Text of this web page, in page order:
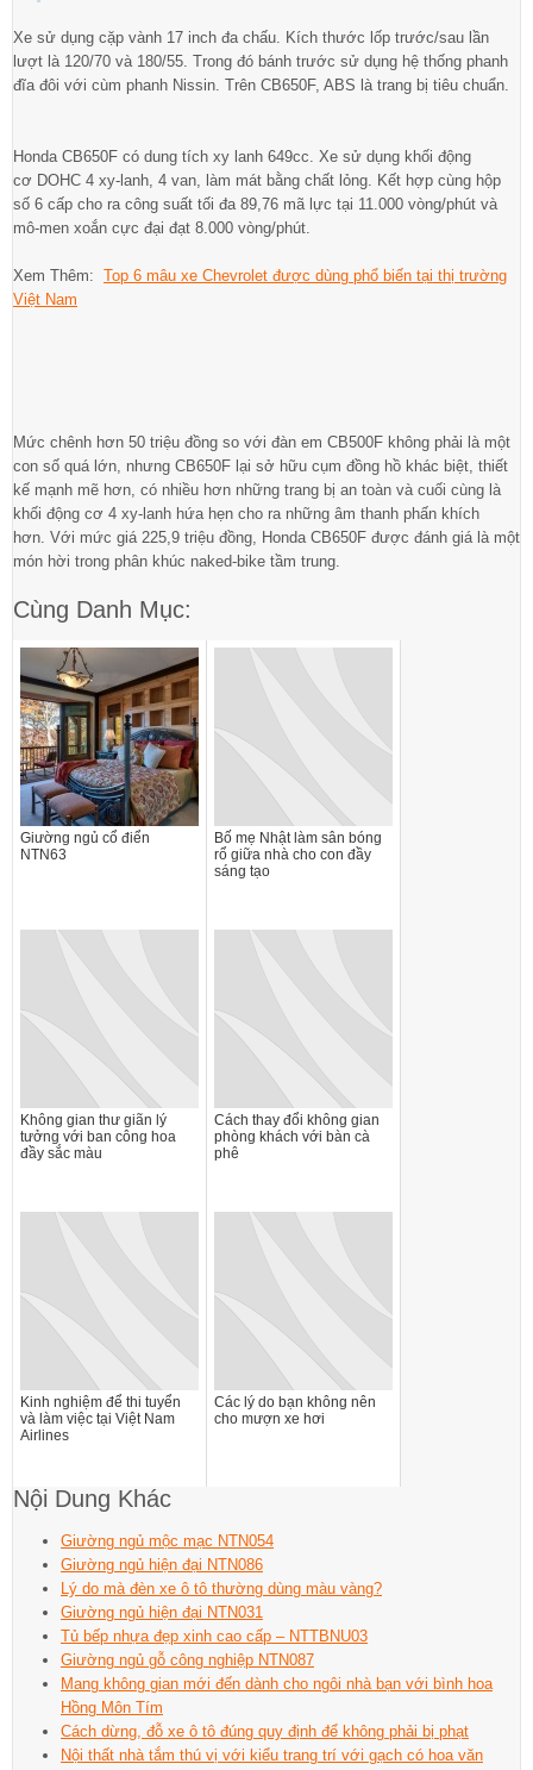
Xe sử dụng cặp vành 17 inch đa chấu. Kích thước lốp trước/sau lần
lượt là 120/70 và 180/55. Trong đó bánh trước sử dụng hệ thống phanh
đĩa đôi với cùm phanh Nissin. Trên CB650F, ABS là trang bị tiêu chuẩn.
Honda CB650F có dung tích xy lanh 649cc. Xe sử dụng khối động
cơ DOHC 4 xy-lanh, 4 van, làm mát bằng chất lỏng. Kết hợp cùng hộp
số 6 cấp cho ra công suất tối đa 89,76 mã lực tại 11.000 vòng/phút và
mô-men xoắn cực đại đạt 8.000 vòng/phút.
Xem Thêm: Top 6 mâu xe Chevrolet được dùng phổ biến tại thị trường
Việt Nam
Mức chênh hơn 50 triệu đồng so với đàn em CB500F không phải là một
con số quá lớn, nhưng CB650F lại sở hữu cụm đồng hồ khác biệt, thiết
kế mạnh mẽ hơn, có nhiều hơn những trang bị an toàn và cuối cùng là
khối động cơ 4 xy-lanh hứa hẹn cho ra những âm thanh phấn khích
hơn. Với mức giá 225,9 triệu đồng, Honda CB650F được đánh giá là một
món hời trong phân khúc naked-bike tầm trung.
Cùng Danh Mục:
Giường ngủ cổ điển
NTN63
Bố mẹ Nhật làm sân bóng
rổ giữa nhà cho con đầy
sáng tạo
Không gian thư giãn lý
tưởng với ban công hoa
đầy sắc màu
Cách thay đổi không gian
phòng khách với bàn cà
phê
Kinh nghiệm để thi tuyển
và làm việc tại Việt Nam
Airlines
Các lý do bạn không nên
cho mượn xe hơi
Nội Dung Khác
Giường ngủ mộc mạc NTN054
Giường ngủ hiện đại NTN086
Lý do mà đèn xe ô tô thường dùng màu vàng?
Giường ngủ hiện đại NTN031
Tủ bếp nhựa đẹp xinh cao cấp – NTTBNU03
Giường ngủ gỗ công nghiệp NTN087
Mang không gian mới đến dành cho ngôi nhà bạn với bình hoa
Hồng Môn Tím
Cách dừng, đỗ xe ô tô đúng quy định để không phải bị phạt
Nội thất nhà tắm thú vị với kiểu trang trí với gạch có hoa văn